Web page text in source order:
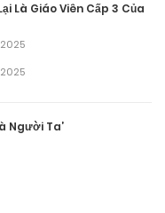
Là Giáo Viên Cấp 3 Của
Người Ta’